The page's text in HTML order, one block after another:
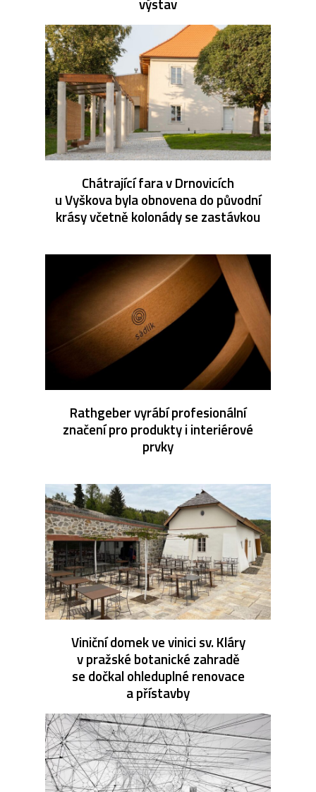
Chátrající fara v Drnovicích
u Vyškova byla obnovena do původní
krásy včetně kolonády se zastávkou
Rathgeber vyrábí profesionální
značení pro produkty i interiérové
prvky
Viniční domek ve vinici sv. Kláry
v pražské botanické zahradě
se dočkal ohleduplné renovace
a přístavby